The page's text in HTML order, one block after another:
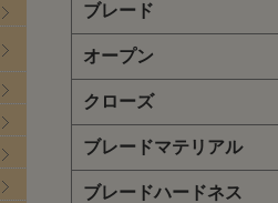
ブレード
オープン
クローズ
ブレードマテリアル
ブレードハードネス